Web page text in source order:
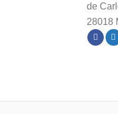
de
28018